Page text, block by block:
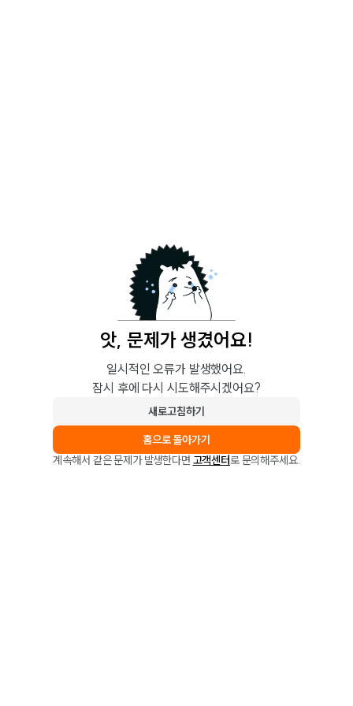
앗, 문제가 생겼어요!
일시적인 오류가 발생했어요.
잠시 후에 다시 시도해주시겠어요?
새로고침하기
홈으로 돌아가기
계속해서 같은 문제가 발생한다면 고객센터로 문의해주세요.